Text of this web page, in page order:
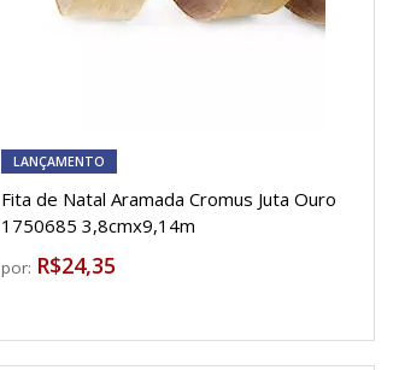
LANÇAMENTO
Fita de Natal Aramada Cromus Juta Ouro
1750685 3,8cmx9,14m
por: R$24,35